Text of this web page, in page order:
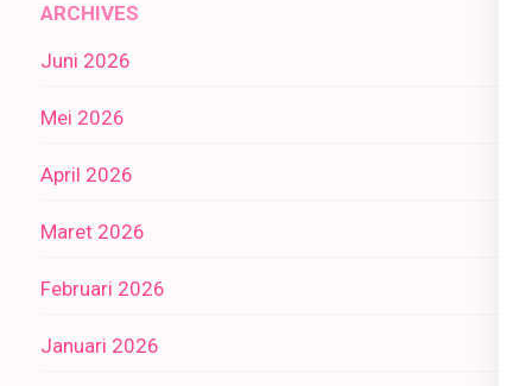
ARCHIVES
Juni 2026
Mei 2026
April 2026
Maret 2026
Februari 2026
Januari 2026